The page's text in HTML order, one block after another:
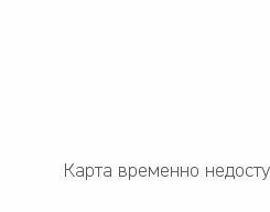
Карта временно